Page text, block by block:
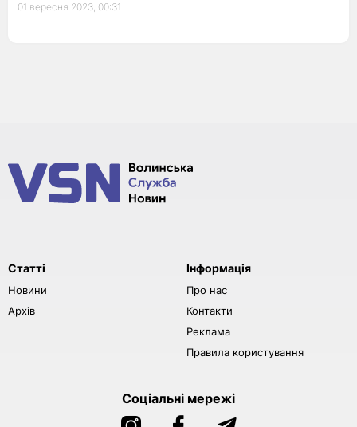
01 вересня 2023, 00:31
Статті
Новини
Архів
Інформація
Про нас
Контакти
Реклама
Правила користування
Соціальні мережі